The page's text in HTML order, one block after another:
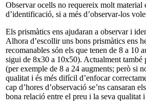
Observar ocells no requereix molt
d’identificació, si a més d’observar-los
Els prismàtics ens ajudaran a observar i
Alhora d’escollir uns bons prismàtics ens
recomanables són els que tenen de 8 a 10
sigui de 8x30 a 10x50). Actualment també
(per exemple de 8 a 24 augments; però si
qualitat i és més difícil d’enfocar
cap d’hores d’observació se’ns cansaran
bona relació entre el preu i la seva qualitat